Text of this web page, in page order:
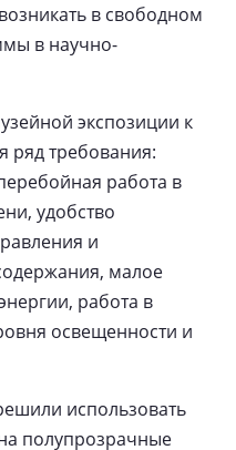
в свободном
в научно-
экспозиции к
ряд требования:
работа в
удобство
и
малое
работа в
освещенности и
использовать
полупрозрачные